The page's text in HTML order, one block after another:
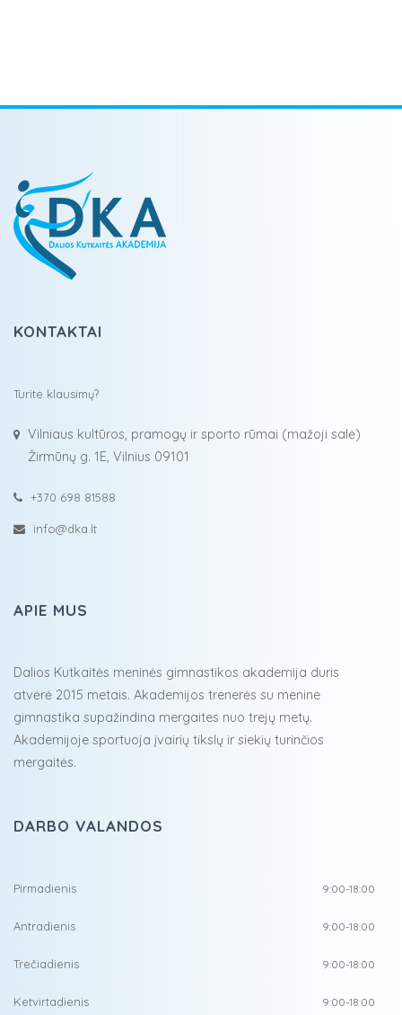
KONTAKTAI
Turite klausimų?
Vilniaus kultūros, pramogų ir sporto rūmai (mažoji salė)
Žirmūnų g. 1E, Vilnius 09101
+370 698 81588
info@dka.lt
APIE MUS
Dalios Kutkaitės meninės gimnastikos akademija duris
atvėrė 2015 metais. Akademijos trenerės su menine
gimnastika supažindina mergaites nuo trejų metų.
Akademijoje sportuoja įvairių tikslų ir siekių turinčios
mergaitės.
DARBO VALANDOS
Pirmadienis 9:00-18:00
Antradienis 9:00-18:00
Trečiadienis 9:00-18:00
Ketvirtadienis 9:00-18:00